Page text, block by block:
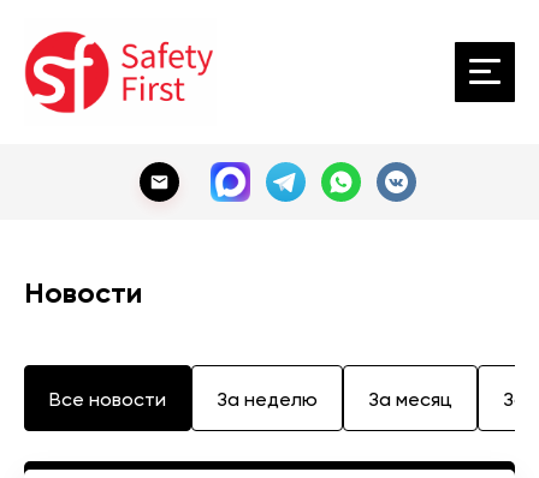
Новости
Все новости За неделю За месяц За